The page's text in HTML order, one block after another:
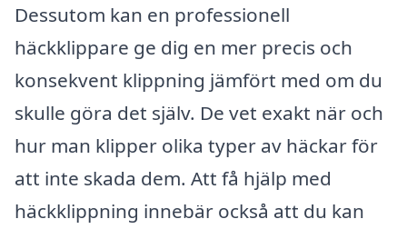
Dessutom kan en professionell
häckklippare ge dig en mer precis och
konsekvent klippning jämfört med om du
skulle göra det själv. De vet exakt när och
hur man klipper olika typer av häckar för
att inte skada dem. Att få hjälp med
häckklippning innebär också att du kan